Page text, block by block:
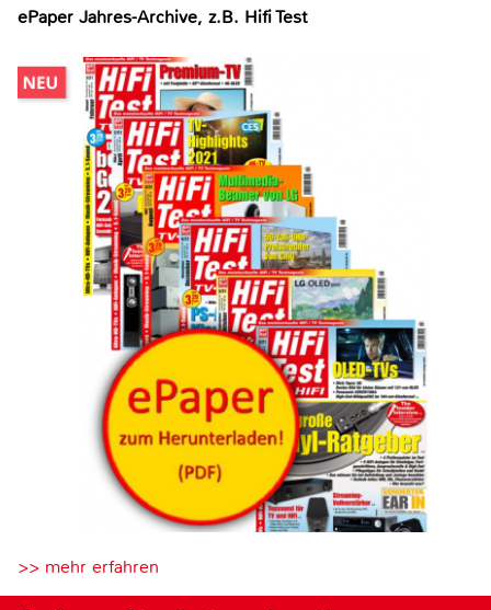
ePaper Jahres-Archive, z.B. Hifi Test
>> mehr erfahren